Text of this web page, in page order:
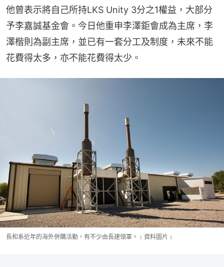
他曾表示將自己所持LKS Unity 3分之1權益，大部分
予李嘉誠基金會。今日他重申李澤鉅會成為主席，李
澤楷則為副主席，並已有一套分工及制度，未來不能
花費得太多，亦不能花費得太少。
長和系近年的海外併購活動，有不少由長建領軍。﹙資料圖片﹚